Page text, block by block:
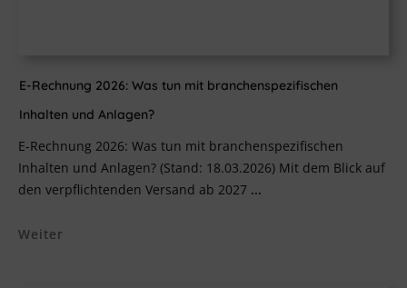
E-Rechnung 2026: Was tun mit branchenspezifischen
Inhalten und Anlagen?
E-Rechnung 2026: Was tun mit branchenspezifischen
Inhalten und Anlagen? (Stand: 18.03.2026) Mit dem Blick auf
den verpflichtenden Versand ab 2027 ...
Weiter